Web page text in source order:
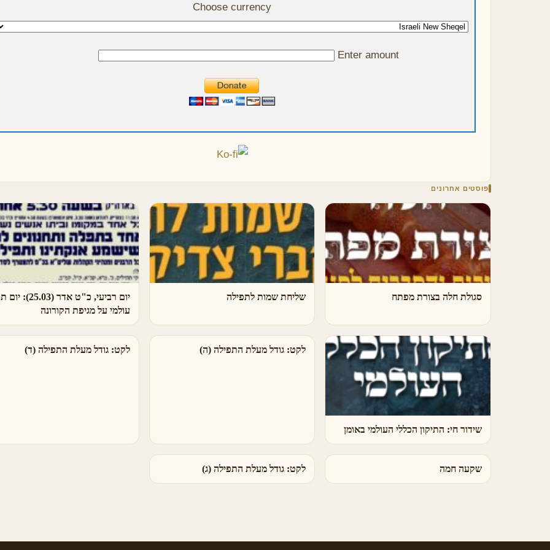
חָלִילָה, כִּי אִם תִּרְדֹּף נַפְשִׁי רְצוֹנְךָ הַטּוֹב
וּמִלִּבִּי גְּדֻלָּתְךָ וּגְבוּרוֹתֶיךָ וְהוֹפָעַת חִיוּתְךָ
התרופות המתאימות, כי בורא עולם
שערי דמעות לא ננעלו". מדור זה מציע
אוסף של סגולות נפלאות, בנושאים…
כִּי שֵׁם יְיָ אֶקְרָא הָבוּ גֹדֶל לֵאלוֹהֵינוּ:
Choose currency
Enter amount
פוסטים אחרונים
סגולת חלה בצורת מפתח שליחת שמות לתפילה
יום רביעי, כ"ט אדר
עולמי על מגיפת הקורונה
שידור חי: התיקון הכללי העולמי באומן
לקט: גודל מעלת התפילה (ה) לקט: גודל מעלת התפילה (ד)
שקעה חמה לקט: גודל מעלת התפילה (ג)